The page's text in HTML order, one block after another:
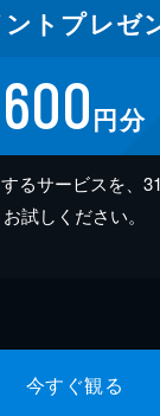
ト プレゼ
600円分
るサービスを、
お試しください。
今すぐ観る